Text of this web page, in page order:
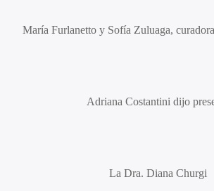
María Furlanettoy Sofía Zuluaga,
Adriana Costantini dijo
La Dra. Diana Churgi